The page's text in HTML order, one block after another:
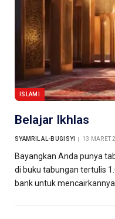
ISLAMI
Belajar Ikhlas
SYAMRIL AL-BUGISYI 13 MARET
Bayangkan Anda punya
di buku tabungan tertulis
bank untuk